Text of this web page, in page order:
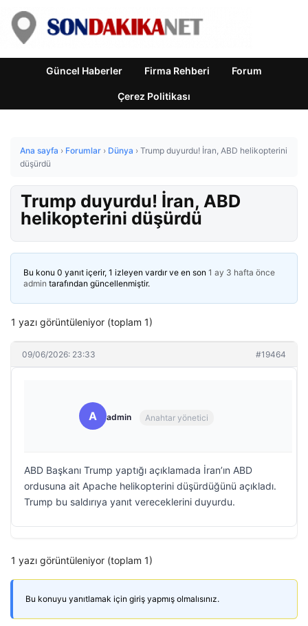
Güncel Haberler Firma Rehberi Forum
Çerez Politikası
Ana sayfa › Forumlar › Dünya › Trump duyurdu! İran, ABD helikopterini
düşürdü
Trump duyurdu! İran, ABD
helikopterini düşürdü
Bu konu 0 yanıt içerir, 1 izleyen vardır ve en son 1 ay 3 hafta önce
admin tarafından güncellenmiştir.
1 yazı görüntüleniyor (toplam 1)
09/06/2026: 23:33 #19464
A admin Anahtar yönetici
ABD Başkanı Trump yaptığı açıklamada İran’ın ABD
ordusuna ait Apache helikopterini düşürdüğünü açıkladı.
Trump bu saldırıya yanıt vereceklerini duyurdu.
1 yazı görüntüleniyor (toplam 1)
Bu konuyu yanıtlamak için giriş yapmış olmalısınız.